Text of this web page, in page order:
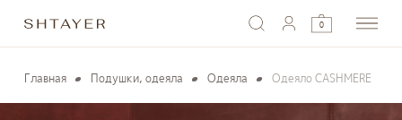
0
Главная Подушки, одеяла Одеяла Одеяло CASHMERE